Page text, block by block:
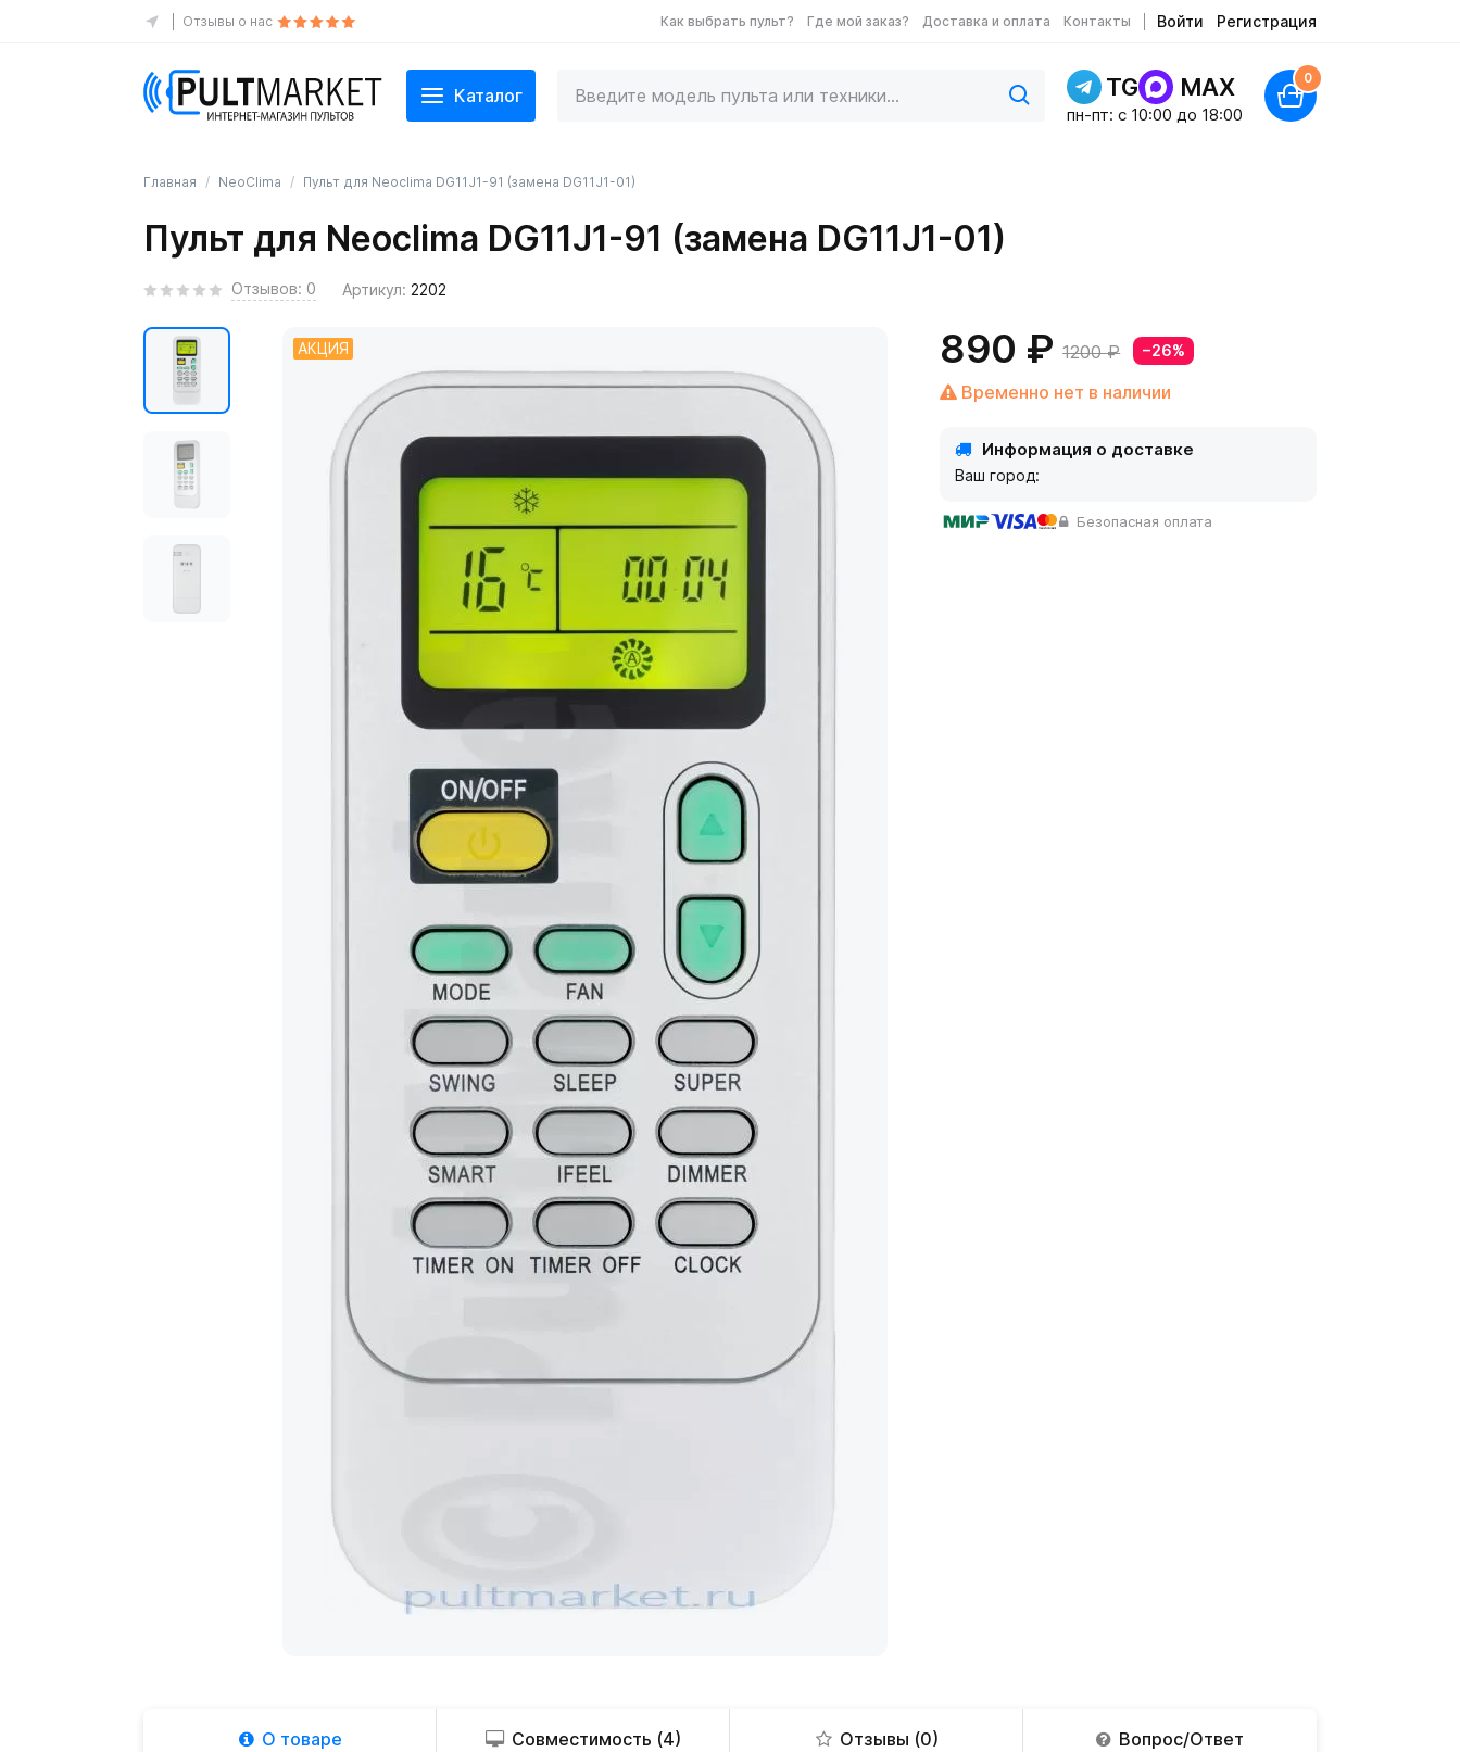
Отзывы о нас Как выбрать пульт? Где мой заказ? Доставка и оплата Контакты Войти Регистрация
Каталог TG MAX
пн-пт: c 10:00 до 18:00
0
Главная NeoClima Пульт для Neoclima DG11J1-91 (замена DG11J1-01)
Пульт для Neoclima DG11J1-91 (замена DG11J1-01)
Отзывов: 0 Артикул: 2202
АКЦИЯ 890 ₽ 1200 ₽ −26%
Временно нет в наличии
Информация о доставке
Ваш город:
Безопасная оплата
О товаре Совместимость (4) Отзывы (0) Вопрос/Ответ